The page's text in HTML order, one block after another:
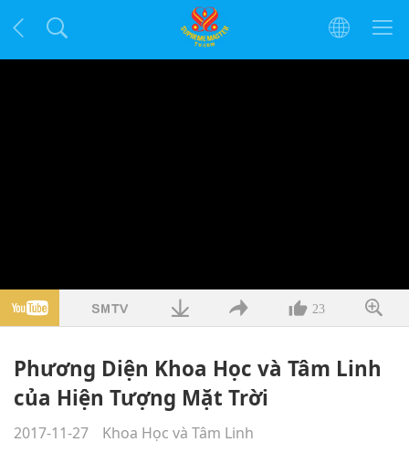
23
Phương Diện Khoa Học và Tâm Linh
của Hiện Tượng Mặt Trời
2017-11-27 Khoa Học và Tâm Linh